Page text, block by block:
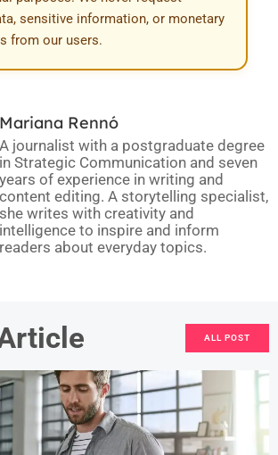
sensitive information, or monetary
from our users.
Mariana Rennó
A journalist with a postgraduate degree
in Strategic Communication and seven
years of experience in writing and
content editing. A storytelling specialist,
she writes with creativity and
intelligence to inspire and inform
readers about everyday topics.
ALL POST